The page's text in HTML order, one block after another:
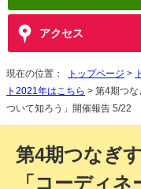
アクセス
現在の位置： トップページ >
ト2021年はこちら > 第4期つ
ついて知ろう」開催報告 5/22
第4期つなぎ
「コーディ